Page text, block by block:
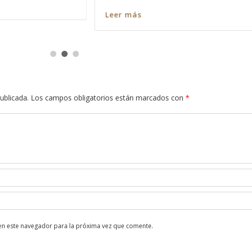
Los campos obligatorios están marcados con *
este navegador para la próxima vez que comente.